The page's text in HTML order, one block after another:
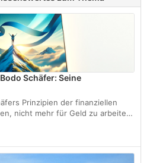
Schäfer: Seine
Prinzipien der finanziellen
nicht mehr für Geld zu arbeiten,
zu lassen. Dieser Blog zeigt
vom
diversifizierter Eink...